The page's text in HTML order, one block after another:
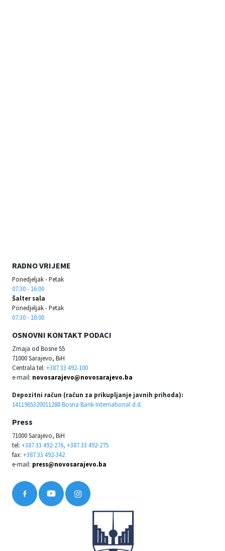
RADNO VRIJEME
Ponedjeljak - Petak
07:30 - 16:00
Šalter sala
Ponedjeljak - Petak
07:30 - 18:00
OSNOVNI KONTAKT PODACI
Zmaja od Bosne 55
71000 Sarajevo, BiH
Centrala tel: +387 33 492-100
e-mail: novosarajevo@novosarajevo.ba
Depozitni račun (račun za prikupljanje javnih prihoda):
1411965320011288 Bosna Bank International d.d.
Press
71000 Sarajevo, BiH
tel: +387 33 492-276, +387 33 492-275
fax: +387 33 492-342
e-mail: press@novosarajevo.ba